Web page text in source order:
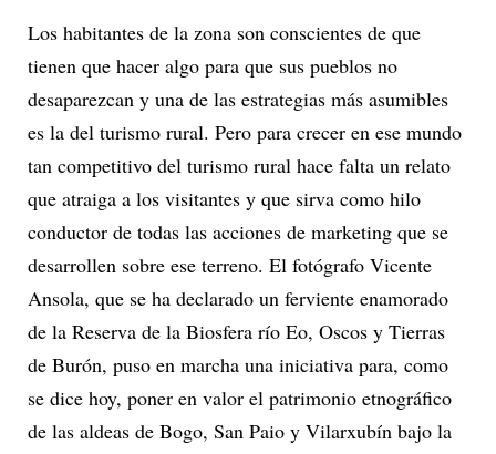
Los habitantes de la zona son conscientes de que
tienen que hacer algo para que sus pueblos no
desaparezcan y una de las estrategias más asumibles
es la del turismo rural. Pero para crecer en ese mundo
tan competitivo del turismo rural hace falta un relato
que atraiga a los visitantes y que sirva como hilo
conductor de todas las acciones de marketing que se
desarrollen sobre ese terreno. El fotógrafo Vicente
Ansola, que se ha declarado un ferviente enamorado
de la Reserva de la Biosfera río Eo, Oscos y Tierras
de Burón, puso en marcha una iniciativa para, como
se dice hoy, poner en valor el patrimonio etnográfico
de las aldeas de Bogo, San Paio y Vilarxubín bajo la